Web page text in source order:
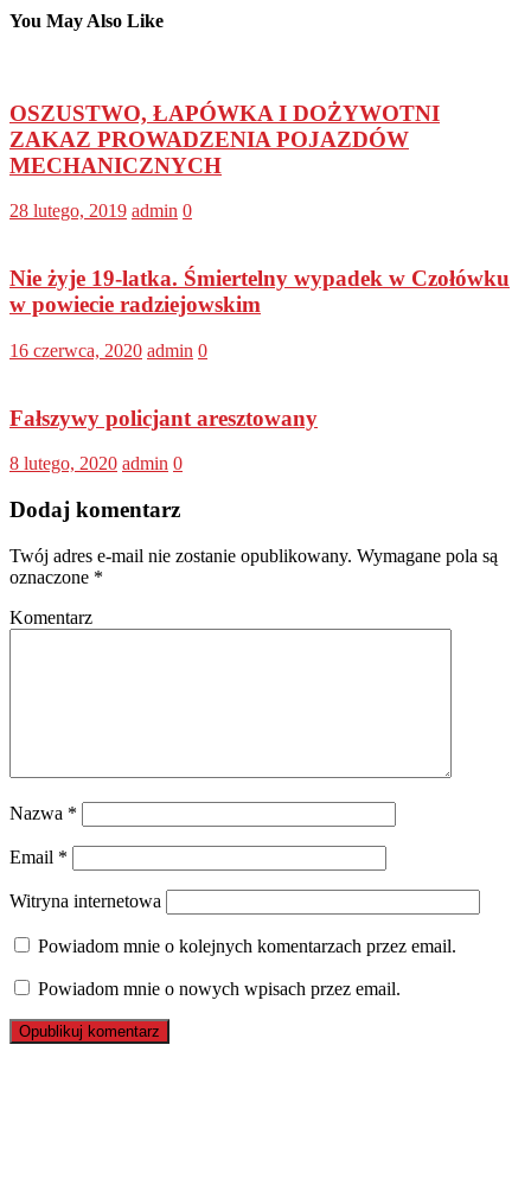
You May Also Like
OSZUSTWO, ŁAPÓWKA I DOŻYWOTNI
ZAKAZ PROWADZENIA POJAZDÓW
MECHANICZNYCH
28 lutego, 2019 admin 0
Nie żyje 19-latka. Śmiertelny wypadek w Czołówku
w powiecie radziejowskim
16 czerwca, 2020 admin 0
Fałszywy policjant aresztowany
8 lutego, 2020 admin 0
Dodaj komentarz
Twój adres e-mail nie zostanie opublikowany. Wymagane pola są
oznaczone *
Komentarz
Nazwa *
Email *
Witryna internetowa
Powiadom mnie o kolejnych komentarzach przez email.
Powiadom mnie o nowych wpisach przez email.